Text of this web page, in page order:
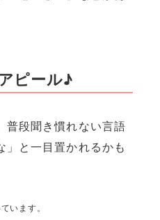
ピール♪
普段聞き慣れない言語
」と一目置かれるかも
います。